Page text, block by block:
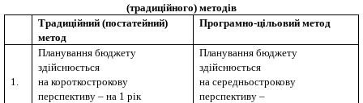
(традиційного) методів
Традиційний (постатейний)
метод
Програмно-цільовий метод
1.
Планування бюджету
здійснюється
на короткострокову
перспективу – на 1 рік
Планування бюджету
здійснюється
на середньострокову
перспективу –